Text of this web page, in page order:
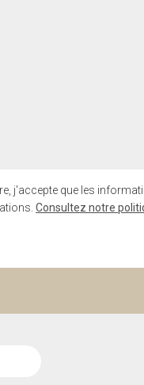
j'accepte que les
Consultez notre